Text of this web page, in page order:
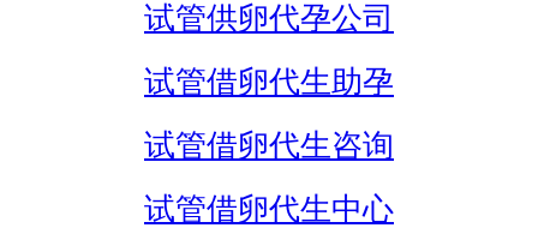
试管供卵代孕公司
试管借卵代生助孕
试管借卵代生咨询
试管借卵代生中心